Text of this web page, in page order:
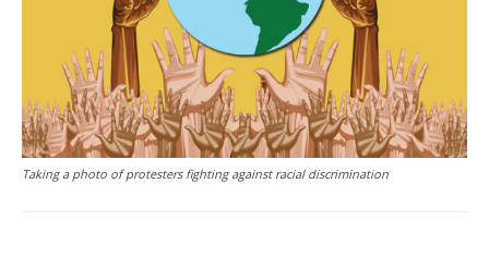
Taking a photo of protesters fighting against racial discrimination